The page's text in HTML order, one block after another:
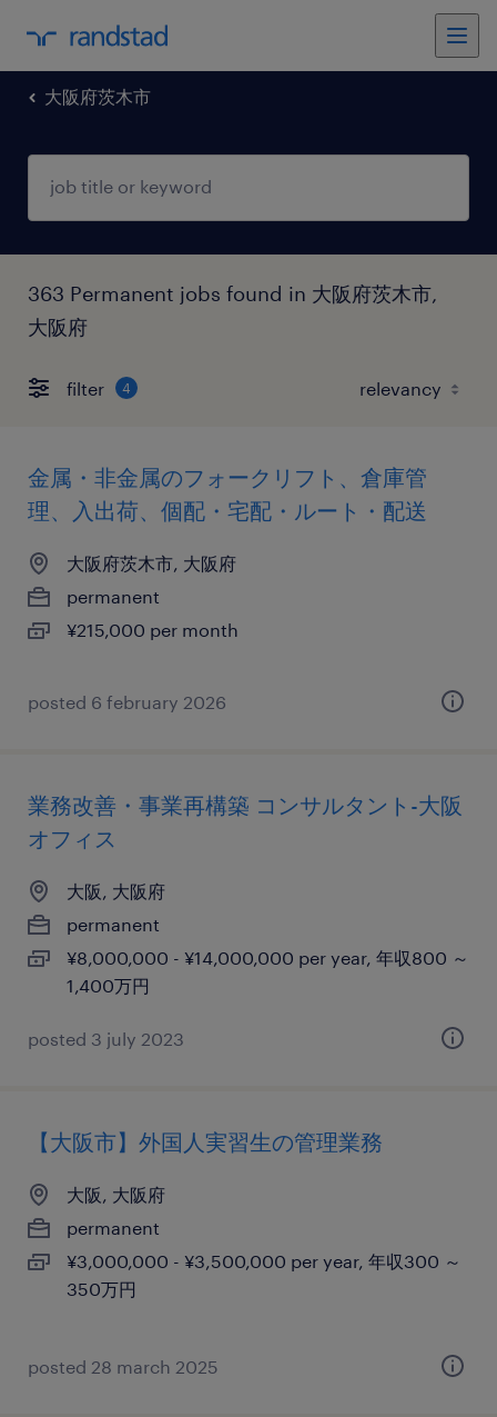
大阪府茨木市
363 Permanent jobs found in 大阪府茨木市,
大阪府
filter 4
金属・非金属のフォークリフト、倉庫管
理、入出荷、個配・宅配・ルート・配送
大阪府茨木市, 大阪府
permanent
¥215,000 per month
posted 6 february 2026
業務改善・事業再構築 コンサルタント-大阪
オフィス
大阪, 大阪府
permanent
¥8,000,000 - ¥14,000,000 per year, 年収800 ～
1,400万円
posted 3 july 2023
【大阪市】外国人実習生の管理業務
大阪, 大阪府
permanent
¥3,000,000 - ¥3,500,000 per year, 年収300 ～
350万円
posted 28 march 2025